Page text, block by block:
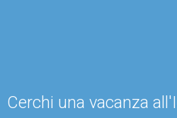
Cerchi una vacanza